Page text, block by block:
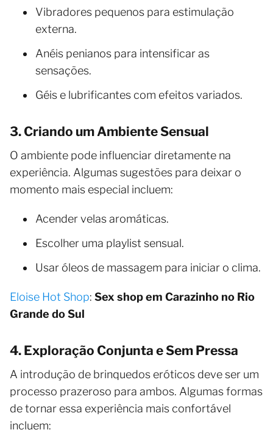
Vibradores pequenos para estimulação
externa.
Anéis penianos para intensificar as
sensações.
Géis e lubrificantes com efeitos variados.
3. Criando um Ambiente Sensual
O ambiente pode influenciar diretamente na
experiência. Algumas sugestões para deixar o
momento mais especial incluem:
Acender velas aromáticas.
Escolher uma playlist sensual.
Usar óleos de massagem para iniciar o clima.
Eloise Hot Shop: Sex shop em Carazinho no Rio
Grande do Sul
4. Exploração Conjunta e Sem Pressa
A introdução de brinquedos eróticos deve ser um
processo prazeroso para ambos. Algumas formas
de tornar essa experiência mais confortável
incluem: